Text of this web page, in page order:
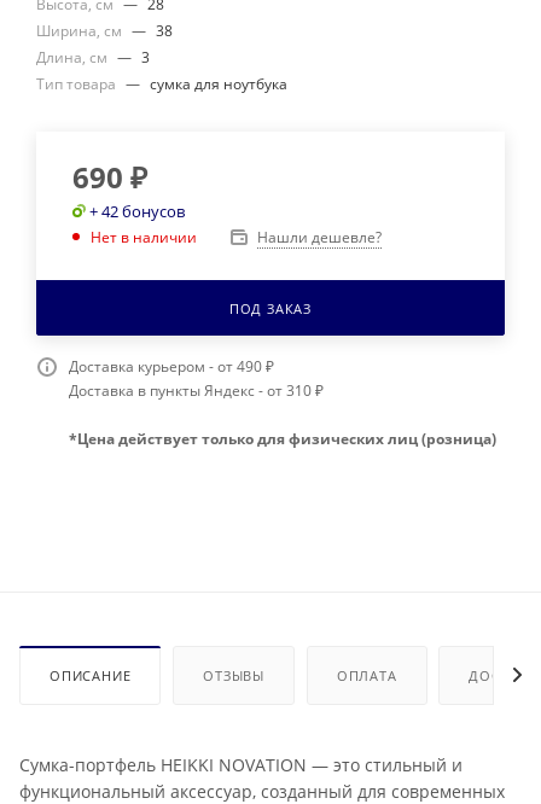
Ширина, см — 38
Длина, см — 3
Тип товара — сумка для ноутбука
690 ₽
+ 42 бонусов
Нет в наличии Нашли дешевле?
ПОД ЗАКАЗ
Доставка курьером - от 490 ₽
Доставка в пункты Яндекс - от 310 ₽
*Цена действует только для физических лиц (розница)
ОПИСАНИЕ ОТЗЫВЫ ОПЛАТА
Сумка-портфель HEIKKI NOVATION — это стильный и
функциональный аксессуар, созданный для современных